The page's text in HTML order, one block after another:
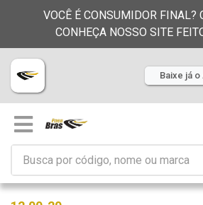
VOCÊ É CONSUMIDOR FINAL?
CONHEÇA NOSSO SITE
Baixe já